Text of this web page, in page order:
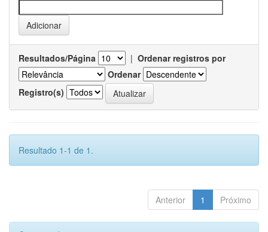
Resultados/Página | Ordenar registros por
Ordenar
Registro(s)
Resultado 1-1 de 1.
Anterior 1 Próximo